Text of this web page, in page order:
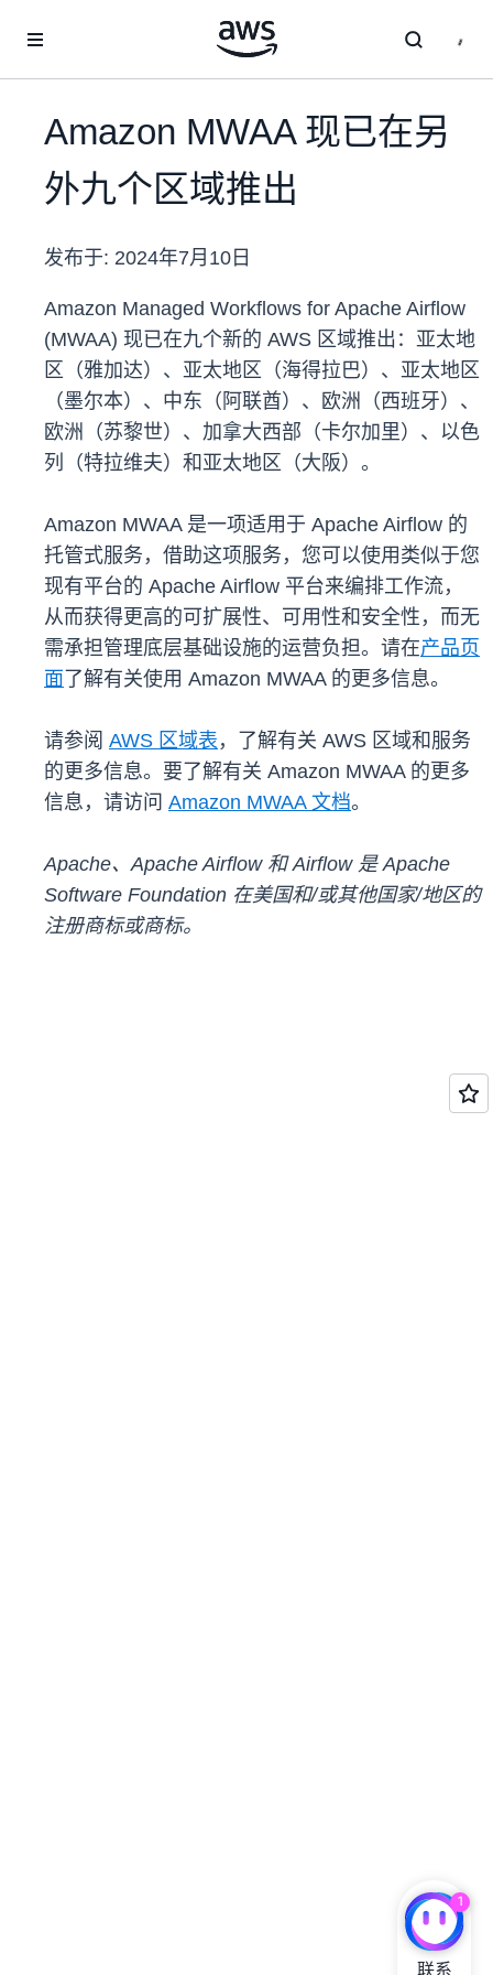
Amazon MWAA 现已在另
外九个区域推出
发布于: 2024年7月10日
Amazon Managed Workflows for Apache Airflow
(MWAA) 现已在九个新的 AWS 区域推出：亚太地
区（雅加达）、亚太地区（海得拉巴）、亚太地区
（墨尔本）、中东（阿联酋）、欧洲（西班牙）、
欧洲（苏黎世）、加拿大西部（卡尔加里）、以色
列（特拉维夫）和亚太地区（大阪）。
Amazon MWAA 是一项适用于 Apache Airflow 的
托管式服务，借助这项服务，您可以使用类似于您
现有平台的 Apache Airflow 平台来编排工作流，
从而获得更高的可扩展性、可用性和安全性，而无
需承担管理底层基础设施的运营负担。请在产品页
面 了解有关使用 Amazon MWAA 的更多信息。
请参阅 AWS 区域表 ，了解有关 AWS 区域和服务
的更多信息。要了解有关 Amazon MWAA 的更多
信息，请访问 Amazon MWAA 文档。
Apache、Apache Airflow 和 Airflow 是 Apache
Software Foundation 在美国和/或其他国家/地区的
注册商标或商标。
1
联系